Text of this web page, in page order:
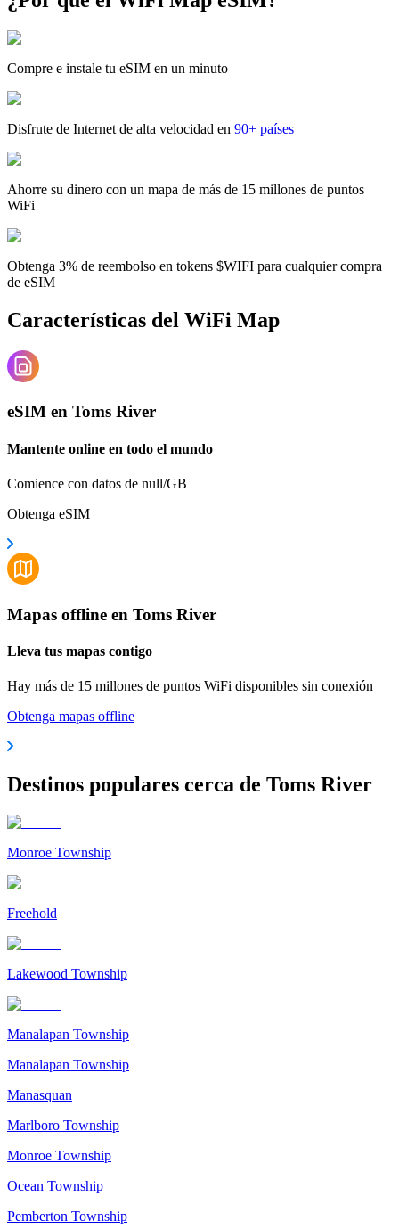
Compre e instale tu eSIM en un minuto
Disfrute de Internet de alta velocidad en 90+ países
Ahorre su dinero con un mapa de más de 15 millones de puntos
WiFi
Obtenga 3% de reembolso en tokens $WIFI para cualquier compra
de eSIM
Características del WiFi Map
eSIM en Toms River
Mantente online en todo el mundo
Comience con datos de null/GB
Obtenga eSIM
Mapas offline en Toms River
Lleva tus mapas contigo
Hay más de 15 millones de puntos WiFi disponibles sin conexión
Obtenga mapas offline
Destinos populares cerca de Toms River
Monroe Township
Freehold
Lakewood Township
Manalapan Township
Manalapan Township
Manasquan
Marlboro Township
Monroe Township
Ocean Township
Pemberton Township